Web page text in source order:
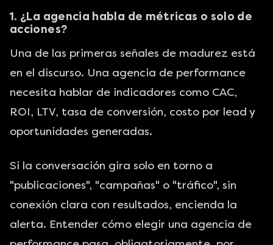
1. ¿La agencia habla de métricas o solo de
acciones?
Una de las primeras señales de madurez está
en el discurso. Una agencia de performance
necesita hablar de indicadores como CAC,
ROI, LTV, tasa de conversión, costo por lead y
oportunidades generadas.
Si la conversación gira solo en torno a
"publicaciones", "campañas" o "tráfico", sin
conexión clara con resultados, encienda la
alerta. Entender cómo elegir una agencia de